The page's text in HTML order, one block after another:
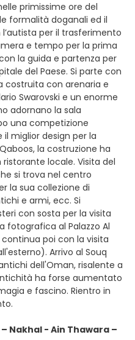
primissime ore del
formalità doganali ed il
per il trasferimento
e tempo per la prima
la guida e partenza per
del Paese. Si parte con
costruita con arenaria e
Swarovski e un enorme
adornano la sala
una competizione
miglior design per la
la costruzione ha
ristorante locale. Visita del
si trova nel centro
la sua collezione di
e armi, ecc. Si
con sosta per la visita
fotografica al Palazzo Al
continua poi con la visita
Arrivo al Souq
dell'Oman, risalente a
ha forse aumentato
e fascino. Rientro in
Nakhal - Ain Thawara –